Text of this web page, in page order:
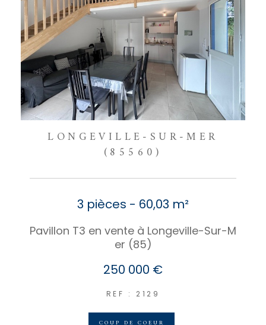
LONGEVILLE-SUR-MER
(85560)
3 pièces - 60,03 m²
Pavillon T3 en vente à Longeville-Sur-M
er (85)
250 000 €
REF : 2129
COUP DE COEUR